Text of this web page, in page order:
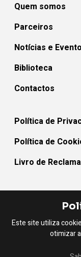
Este site utiliza
otimizar
Quem somos
Parceiros
Notícias e
Biblioteca
Contactos
Política de
Política de
Livro de
MEDEAT_BB - Rede
Equilibrada © 2026
Netsigma